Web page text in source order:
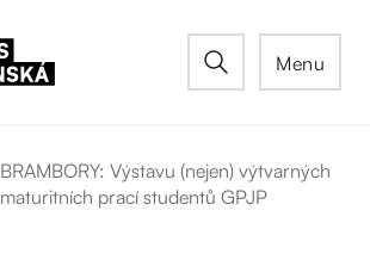
Menu
BRAMBORY: Výstavu (nejen) výtvarných
maturitních prací studentů GPJP